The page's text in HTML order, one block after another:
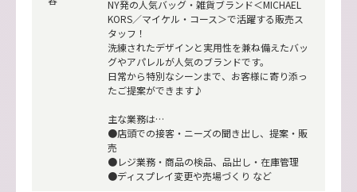
NY発の人気バッグ・雑貨ブランド＜MICHAEL
KORS／マイケル・コース＞で活躍する販売ス
タッフ！
洗練されたデザインと実用性を兼ね備えたバッ
グやアパレルが人気のブランドです。
日常から特別なシーンまで、お客様に寄り添っ
たご提案ができます♪
主な業務は…
●店頭での接客・ニーズの聞き出し、提案・販
売
●レジ業務・商品の検品、品出し・在庫管理
●ディスプレイ変更や売場づくり など